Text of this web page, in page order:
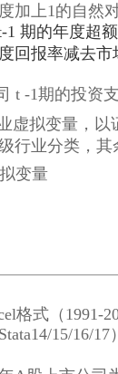
加上1的自然
1 期的年度超
回报率减去
t -1期的投资
虚拟变量，以
行业分类，
变量
格式（1991-
15/16/